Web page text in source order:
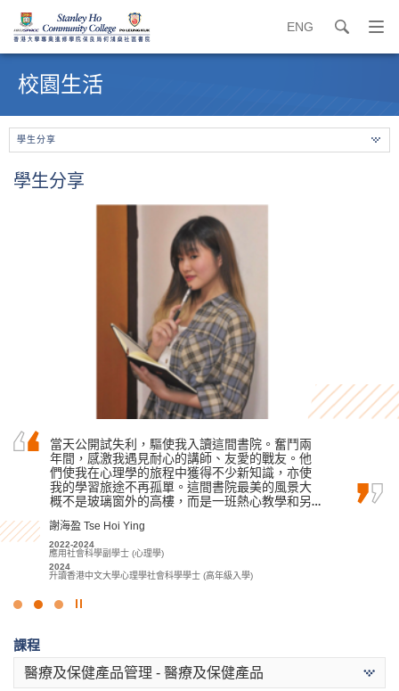
ENG search
打
開
始
校園生活
學生分享
學生分享
我一直以來抱有成為護士的夢想，在這兩年高級
文憑生涯裏，我領悟到重要的事 — 別忘記你的初
心，別忘記你學習的熱誠，更別忘記一直以來支
持你，鼓勵你的好朋友、講師和學生發展資源中
心的職員。
黃曉敏 Mandy Wong
2023-2025
社康照顧高級文憑
2025
升讀香港理工大學護理學(榮譽)理學士學位課程
當天公開試失利，驅使我入讀這間書院。奮鬥兩
年間，感激我遇見耐心的講師、友愛的戰友。他
們使我在心理學的旅程中獲得不少新知識，亦使
我的學習旅途不再孤單。這間書院最美的風景大
概不是玻璃窗外的高樓，而是一班熱心教學和另…
謝海盈 Tse Hoi Ying
2022-2024
應用社會科學副學士 (心理學)
2024
升讀香港中文大學心理學社會科學學士 (高年級入學)
書院的課程講師經常傳授他們在復康治療方面的
專業知識，他們的指導是我學習中最好的部分。
當我到醫療機構實習時，透過與資深的醫療專業
人員一同共事，我學懂如何與來自不同社會文化
背景和健康狀況的患者相處。
陳嘉希 Denise Chan
2022-2024
應用健康及康復護理高級文憑
2024
升讀香港理工大學職業治療學 (榮譽) 理學士學位
點
止
幻
課程
醫療及保健產品管理 - 醫療及保健產品